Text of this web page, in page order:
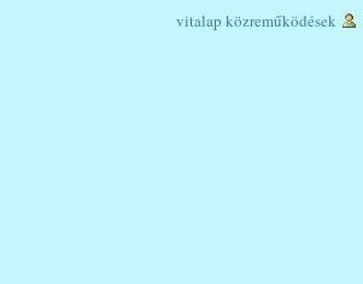
vitalap közreműködések